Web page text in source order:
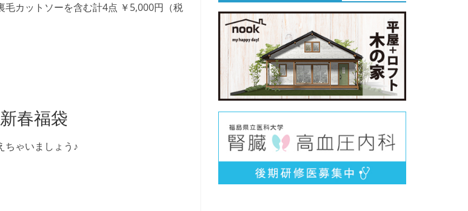
毛カットソーを含む計4点 ￥5,000円（税
春福袋
ちゃいましょう♪